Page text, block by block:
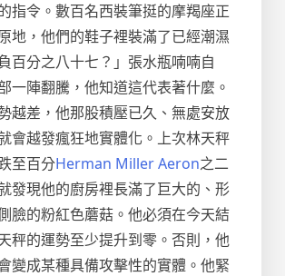
指令。數百名西裝筆挺的摩羯座正
地，他們的鞋子裡裝滿了已經潮濕
百分之八十七？」張水瓶喃喃自
一陣翻騰，他知道這代表著什麼。
越差，他那股積壓已久、無處安放
會越發瘋狂地實體化。上次林天秤
至百分Herman Miller Aeron之二
發現他的廚房裡長滿了巨大的、形
臉的粉紅色蘑菇。他必須在今天結
秤的運勢至少提升到零。否則，他
變成某種具備攻擊性的實體。他緊